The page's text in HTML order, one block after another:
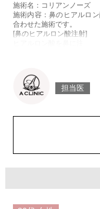
部位を強くこする・圧迫す
費用：131,800円(税込)
オプション：表面麻酔
施術内容：鼻のヒアルロ
[鼻のヒアルロン酸注射]
ヒアルロン酸を鼻に注入
[鼻中隔下制筋のボトック
リスク、副作用：腫れ、
とがございます。また、
は2か月避妊して頂くよう
施術名：コリアンノーズ
施術内容：鼻のヒアルロ
合わせた施術です。
[鼻のヒアルロン酸注射]
ヒアルロン酸を鼻に注入
[鼻中隔下制筋のボトック
施術時間：約15分程
リスク、副作用：腫れ、
は1〜2週間ほどお控えく
は2か月避妊して頂くよう
担当医